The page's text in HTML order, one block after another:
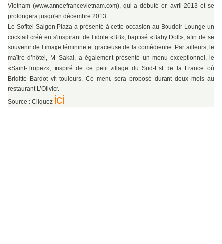
Vietnam (www.anneefrancevietnam.com), qui a débuté en avril 2013 et se
prolongera jusqu'en décembre 2013.
Le Sofitel Saigon Plaza a présenté à cette occasion au Boudoir Lounge un
cocktail créé en s’inspirant de l’idole «BB», baptisé «Baby Doll», afin de se
souvenir de l’image féminine et gracieuse de la comédienne. Par ailleurs, le
maître d’hôtel, M. Sakal, a également présenté un menu exceptionnel, le
«Saint-Tropez», inspiré de ce petit village du Sud-Est de la France où
Brigitte Bardot vit toujours. Ce menu sera proposé durant deux mois au
restaurant L’Olivier.
Source : Cliquez ici